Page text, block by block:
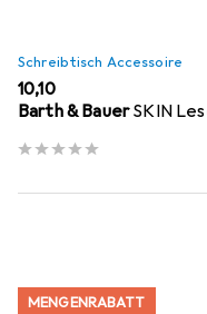
Schreibtisch Accessoire
EUR
10,10
Barth & BauerSKIN
MENGENRABATT